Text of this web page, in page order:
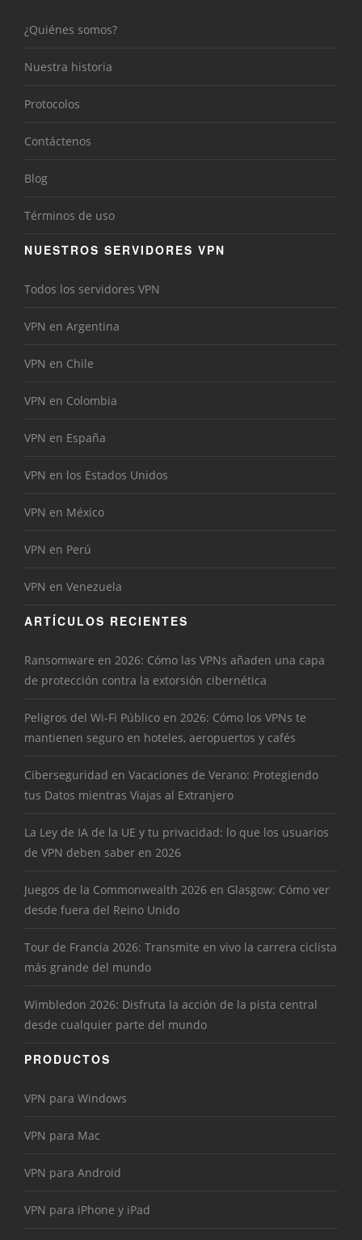
¿Quiénes somos?
Nuestra historia
Protocolos
Contáctenos
Blog
Términos de uso
NUESTROS SERVIDORES VPN
Todos los servidores VPN
VPN en Argentina
VPN en Chile
VPN en Colombia
VPN en España
VPN en los Estados Unidos
VPN en México
VPN en Perú
VPN en Venezuela
ARTÍCULOS RECIENTES
Ransomware en 2026: Cómo las VPNs añaden una capa
de protección contra la extorsión cibernética
Peligros del Wi-Fi Público en 2026: Cómo los VPNs te
mantienen seguro en hoteles, aeropuertos y cafés
Ciberseguridad en Vacaciones de Verano: Protegiendo
tus Datos mientras Viajas al Extranjero
La Ley de IA de la UE y tu privacidad: lo que los usuarios
de VPN deben saber en 2026
Juegos de la Commonwealth 2026 en Glasgow: Cómo ver
desde fuera del Reino Unido
Tour de Francia 2026: Transmite en vivo la carrera ciclista
más grande del mundo
Wimbledon 2026: Disfruta la acción de la pista central
desde cualquier parte del mundo
PRODUCTOS
VPN para Windows
VPN para Mac
VPN para Android
VPN para iPhone y iPad